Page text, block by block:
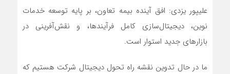
علیپور یزدی: افق آینده بیمه تعاون، بر پایه توسعه خدمات
نوین، دیجیتال‌سازی کامل فرآیندها، و نقش‌آفرینی در
بازارهای جدید استوار است.
ما در حال تدوین نقشه راه تحول دیجیتال شرکت هستیم که